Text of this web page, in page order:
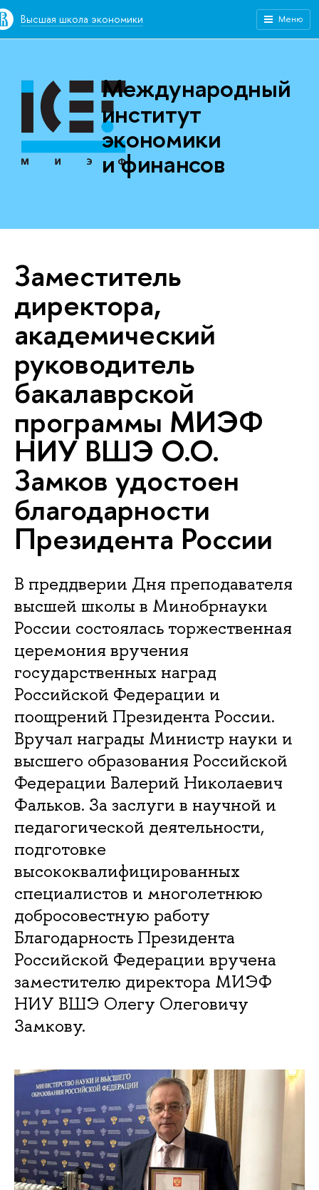
Высшая школа экономики Меню
Международный
институт
экономики
и финансов
Заместитель
директора,
академический
руководитель
бакалаврской
программы МИЭФ
НИУ ВШЭ О.О.
Замков удостоен
благодарности
Президента России
В преддверии Дня преподавателя
высшей школы в Минобрнауки
России состоялась торжественная
церемония вручения
государственных наград
Российской Федерации и
поощрений Президента России.
Вручал награды Министр науки и
высшего образования Российской
Федерации Валерий Николаевич
Фальков. За заслуги в научной и
педагогической деятельности,
подготовке
высококвалифицированных
специалистов и многолетнюю
добросовестную работу
Благодарность Президента
Российской Федерации вручена
заместителю директора МИЭФ
НИУ ВШЭ Олегу Олеговичу
Замкову.